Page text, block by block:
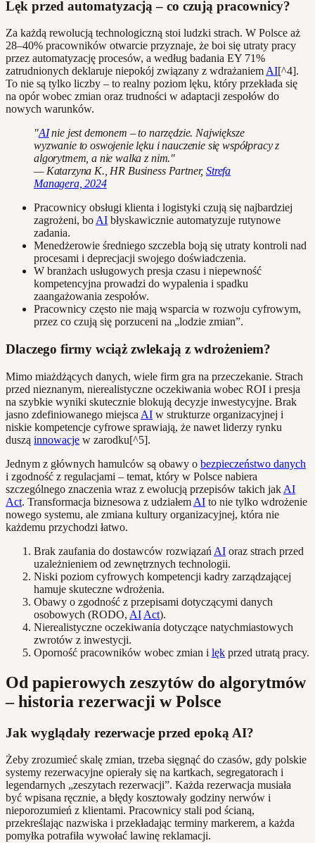
Lęk przed automatyzacją – co czują pracownicy?
Za każdą rewolucją technologiczną stoi ludzki strach. W Polsce aż
28–40% pracowników otwarcie przyznaje, że boi się utraty pracy
przez automatyzację procesów, a według badania EY 71%
zatrudnionych deklaruje niepokój związany z wdrażaniem AI[^4].
To nie są tylko liczby – to realny poziom lęku, który przekłada się
na opór wobec zmian oraz trudności w adaptacji zespołów do
nowych warunków.
"AInie jest demonem – to narzędzie. Największe
wyzwanie to oswojenie lęku i nauczenie się współpracy z
algorytmem, a nie walka z nim."
— Katarzyna K., HR Business Partner,Strefa
Managera, 2024
Pracownicy obsługi klienta i logistyki czują się najbardziej
zagrożeni, bo AI błyskawicznie automatyzuje rutynowe
zadania.
Menedżerowie średniego szczebla boją się utraty kontroli nad
procesami i deprecjacji swojego doświadczenia.
W branżach usługowych presja czasu i niepewność
kompetencyjna prowadzi do wypalenia i spadku
zaangażowania zespołów.
Pracownicy często nie mają wsparcia w rozwoju cyfrowym,
przez co czują się porzuceni na „lodzie zmian”.
Dlaczego firmy wciąż zwlekają z wdrożeniem?
Mimo miażdżących danych, wiele firm gra na przeczekanie. Strach
przed nieznanym, nierealistyczne oczekiwania wobec ROI i presja
na szybkie wyniki skutecznie blokują decyzje inwestycyjne. Brak
jasno zdefiniowanego miejsca AI w strukturze organizacyjnej i
niskie kompetencje cyfrowe sprawiają, że nawet liderzy rynku
duszą innowacje w zarodku[^5].
Jednym z głównych hamulców są obawy o bezpieczeństwo danych
i zgodność z regulacjami – temat, który w Polsce nabiera
szczególnego znaczenia wraz z ewolucją przepisów takich jak AI
Act. Transformacja biznesowa z udziałem AI to nie tylko wdrożenie
nowego systemu, ale zmiana kultury organizacyjnej, która nie
każdemu przychodzi łatwo.
Brak zaufania do dostawców rozwiązań AI oraz strach przed
uzależnieniem od zewnętrznych technologii.
Niski poziom cyfrowych kompetencji kadry zarządzającej
hamuje skuteczne wdrożenia.
Obawy o zgodność z przepisami dotyczącymi danych
osobowych (RODO, AI Act).
Nierealistyczne oczekiwania dotyczące natychmiastowych
zwrotów z inwestycji.
Oporność pracowników wobec zmian i lęk przed utratą pracy.
Od papierowych zeszytów do algorytmów
– historia rezerwacji w Polsce
Jak wyglądały rezerwacje przed epoką AI?
Żeby zrozumieć skalę zmian, trzeba sięgnąć do czasów, gdy polskie
systemy rezerwacyjne opierały się na kartkach, segregatorach i
legendarnych „zeszytach rezerwacji”. Każda rezerwacja musiała
być wpisana ręcznie, a błędy kosztowały godziny nerwów i
nieporozumień z klientami. Pracownicy stali pod ścianą,
przekreślając nazwiska i przekładając terminy markerem, a każda
pomyłka potrafiła wywołać lawinę reklamacji.